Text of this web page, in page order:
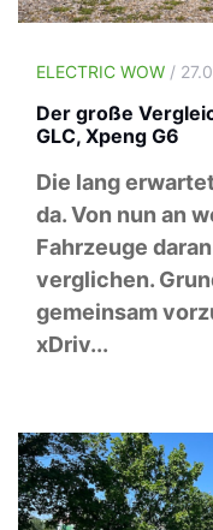
ELECTRIC WOW /
Der große
GLC, Xpeng G6
Die lang
da. Von nun an
Fahrzeuge
verglichen.
gemeinsam
xDriv...